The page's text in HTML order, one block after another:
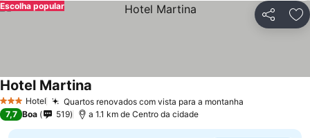
Partilhar
Escolha popular
3 EstrelasHotel Quartos renovados com vista para a montanha
Hotel Martina
7,7 Boa 519 a 1.1 km de Centro da cidade